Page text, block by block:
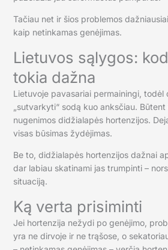
Tačiau net ir šios problemos
kaip netinkamas genėjimas.
Lietuvos sąlygos:
tokia dažna
Lietuvoje pavasariai permainingi, todėl
„sutvarkyti“ sodą kuo anksčiau.
nugenimos didžialapės hortenzijos.
visas būsimas žydėjimas.
Be to, didžialapės hortenzijos dažnai
dar labiau skatinami jas trumpinti –
situaciją.
Ką verta prisiminti
Jei hortenzija nežydi po genėjimo,
yra ne dirvoje ir ne trąšose, o